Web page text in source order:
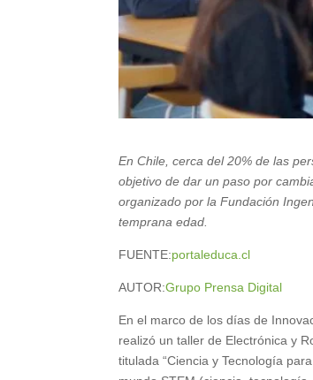
En Chile, cerca del 20% de las
objetivo de dar un paso por
organizado por la Fundación
temprana edad.
FUENTE:portaleduca.cl
AUTOR:Grupo Prensa Digital
En el marco de los días de
realizó un taller de Electrónica y
titulada “Ciencia y Tecnología